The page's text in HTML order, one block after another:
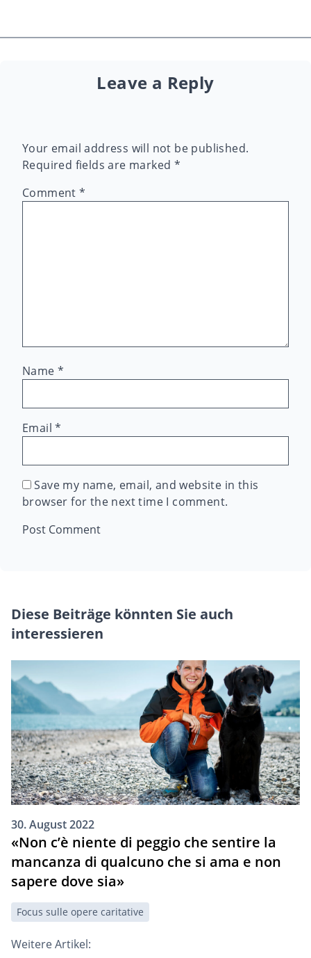
Leave a Reply
Your email address will not be published.
Required fields are marked *
Comment*
Name *
Email*
Save my name, email, and website in this
browser for the next time I comment.
Diese Beiträge könnten Sie auch
interessieren
30. August 2022
«Non c’è niente di peggio che sentire la
mancanza di qualcuno che si ama e non
sapere dove sia»
Focus sulle opere caritative
Weitere Artikel: